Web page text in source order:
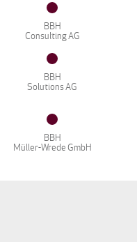
BBH
Consulting AG
BBH
Solutions AG
BBH
Müller-Wrede GmbH